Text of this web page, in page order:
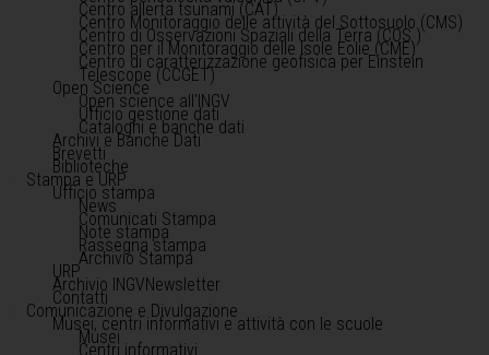
Centro allerta tsunami (CAT)
Centro Monitoraggio delle attività del Sottosuolo (CMS)
Centro di Osservazioni Spaziali della Terra (COS )
Centro per il Monitoraggio delle Isole Eolie (CME)
Centro di caratterizzazione geofisica per Einstein
Telescope (CCGET)
Open Science
Open science all'INGV
Ufficio gestione dati
Cataloghi e banche dati
Archivi e Banche Dati
Brevetti
Biblioteche
Stampa e URP
Ufficio stampa
News
Comunicati Stampa
Note stampa
Rassegna stampa
Archivio Stampa
URP
Archivio INGVNewsletter
Contatti
Comunicazione e Divulgazione
Musei, centri informativi e attività con le scuole
Musei
Centri informativi